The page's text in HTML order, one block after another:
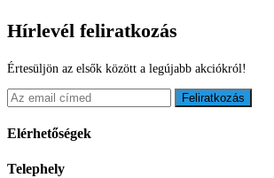
Hírlevél feliratkozás
Értesüljön az elsők között a legújabb akciókról!
Feliratkozás
Elérhetőségek
Telephely